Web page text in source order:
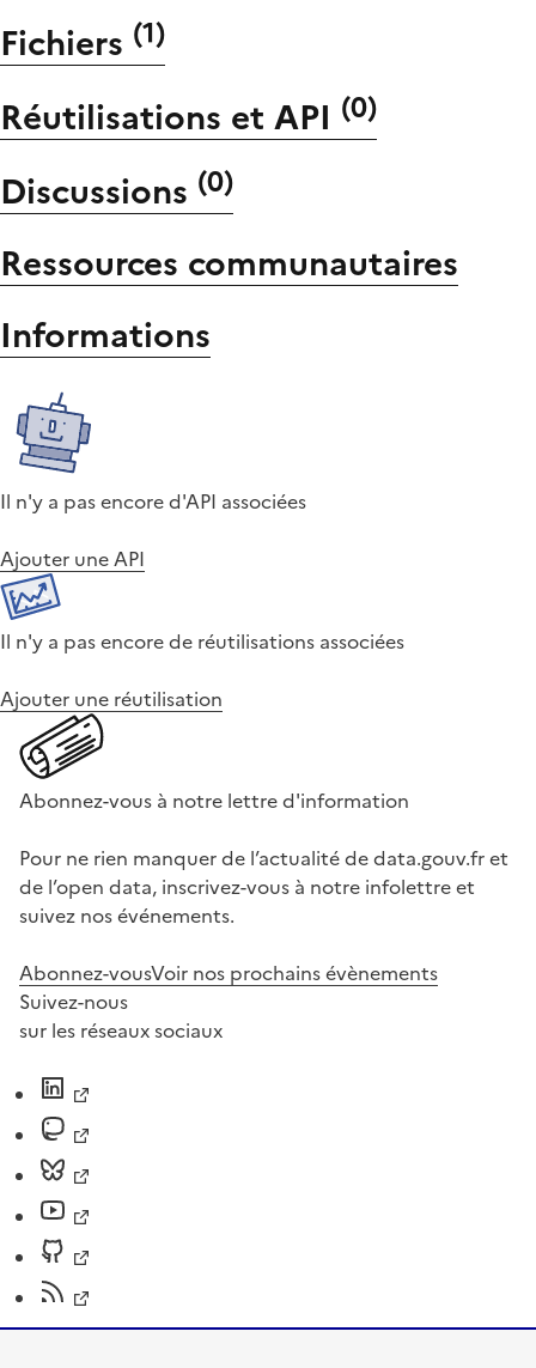
Fichiers (1)
Réutilisations et API (0)
Discussions (0)
Ressources communautaires
Informations
Il n'y a pas encore d'API associées
Ajouter une API
Il n'y a pas encore de réutilisations associées
Ajouter une réutilisation
Abonnez-vous à notre lettre d'information
Pour ne rien manquer de l’actualité de data.gouv.fr et
de l’open data, inscrivez-vous à notre infolettre et
suivez nos événements.
Abonnez-vousVoir nos prochains évènements
Suivez-nous
sur les réseaux sociaux